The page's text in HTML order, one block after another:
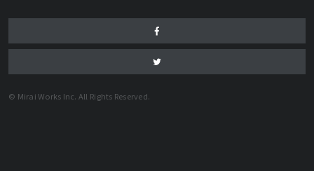
© Mirai Works Inc. All Rights Reserved.